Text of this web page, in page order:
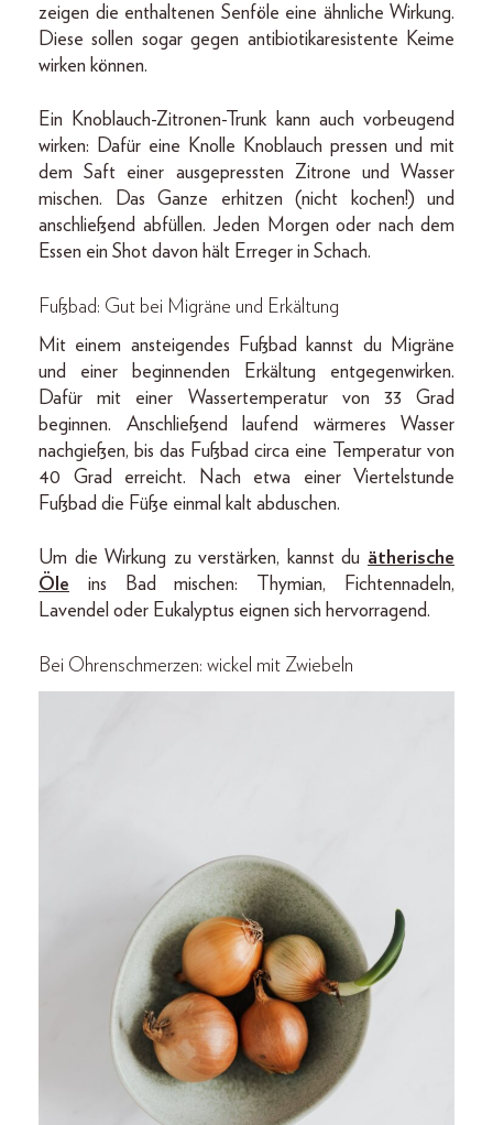
zeigen die enthaltenen Senföle eine ähnliche Wirkung.
Diese sollen sogar gegen antibiotikaresistente Keime
wirken können.
Ein Knoblauch-Zitronen-Trunk kann auch vorbeugend
wirken: Dafür eine Knolle Knoblauch pressen und mit
dem Saft einer ausgepressten Zitrone und Wasser
mischen. Das Ganze erhitzen (nicht kochen!) und
anschließend abfüllen. Jeden Morgen oder nach dem
Essen ein Shot davon hält Erreger in Schach.
Fußbad: Gut bei Migräne und Erkältung
Mit einem ansteigendes Fußbad kannst du Migräne
und einer beginnenden Erkältung entgegenwirken.
Dafür mit einer Wassertemperatur von 33 Grad
beginnen. Anschließend laufend wärmeres Wasser
nachgießen, bis das Fußbad circa eine Temperatur von
40 Grad erreicht. Nach etwa einer Viertelstunde
Fußbad die Füße einmal kalt abduschen.
Um die Wirkung zu verstärken, kannst du ätherische
Öle ins Bad mischen: Thymian, Fichtennadeln,
Lavendel oder Eukalyptus eignen sich hervorragend.
Bei Ohrenschmerzen: wickel mit Zwiebeln